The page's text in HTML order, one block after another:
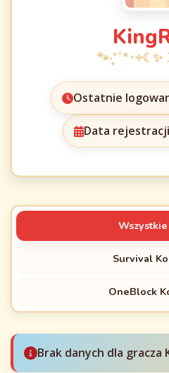
Ostatnie
Data
Survival
OneBlock
Brak danych dla gracza